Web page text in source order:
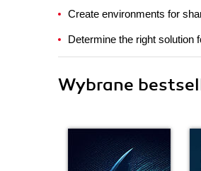
Create environments for
Determine the right solution
Wybrane